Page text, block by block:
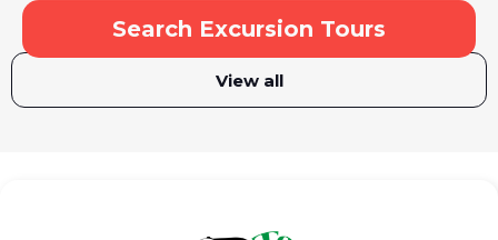
Search Excursion Tours
View all